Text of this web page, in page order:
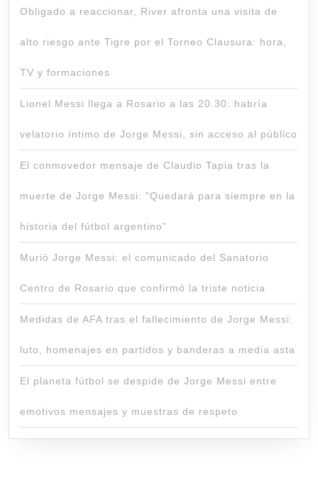
Obligado a reaccionar, River afronta una visita de
alto riesgo ante Tigre por el Torneo Clausura: hora,
TV y formaciones
Lionel Messi llega a Rosario a las 20.30: habría
velatorio íntimo de Jorge Messi, sin acceso al público
El conmovedor mensaje de Claudio Tapia tras la
muerte de Jorge Messi: "Quedará para siempre en la
historia del fútbol argentino"
Murió Jorge Messi: el comunicado del Sanatorio
Centro de Rosario que confirmó la triste noticia
Medidas de AFA tras el fallecimiento de Jorge Messi:
luto, homenajes en partidos y banderas a media asta
El planeta fútbol se despide de Jorge Messi entre
emotivos mensajes y muestras de respeto